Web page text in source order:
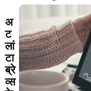
अ
ट
लां
टा
ब्रे
व्स